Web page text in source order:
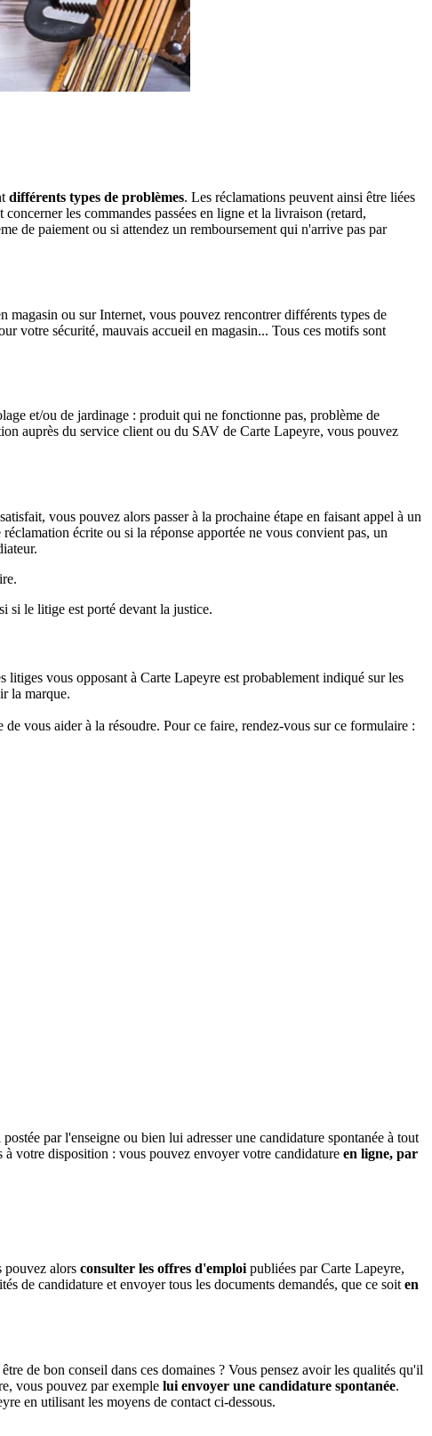
différents types de problèmes. Les réclamations peuvent ainsi être liées
les commandes passées en ligne et la livraison (retard,
de paiement ou si attendez un remboursement qui n'arrive pas par
magasin ou sur Internet, vous pouvez rencontrer différents types de
votre sécurité, mauvais accueil en magasin... Tous ces motifs sont
et/ou de jardinage : produit qui ne fonctionne pas, problème de
auprès du service client ou du SAV de Carte Lapeyre, vous pouvez
vous pouvez alors passer à la prochaine étape en faisant appel à un
écrite ou si la réponse apportée ne vous convient pas, un
si le litige est porté devant la justice.
vous opposant à Carte Lapeyre est probablement indiqué sur les
la marque.
vous aider à la résoudre. Pour ce faire, rendez-vous sur ce formulaire :
par l'enseigne ou bien lui adresser une candidature spontanée à tout
votre disposition : vous pouvez envoyer votre candidature en ligne, par
pouvez alors consulter les offres d'emploipubliées par Carte Lapeyre,
de candidature et envoyer tous les documents demandés, que ce soiten
de bon conseil dans ces domaines ? Vous pensez avoir les qualités qu'il
vous pouvez par exemple lui envoyer une candidature spontanée.
en utilisant les moyens de contact ci-dessous.